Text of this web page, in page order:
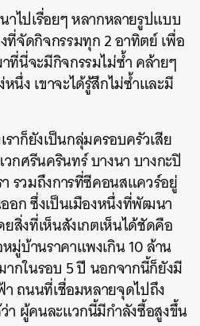
ไปเรื่อยๆ หลากหลายรูปแบบ
ที่จัดกิจกรรมทุก 2 อาทิตย์ เพื่อ
ที่นี่จะมีกิจกรรมไม่ซ้ำ คล้ายๆ
นึ่ง เขาจะได้รู้สึกไม่ซ้ำและมี
าก็ยังเป็นกลุ่มครอบครัวเสีย
ศรีนครินทร์ บางนา บางกะปิ
รวมถึงการที่ซีคอนสแควร์อยู่
อก ซึ่งเป็นเมืองหนึ่งที่พัฒนา
ยสิ่งที่เห็นสังเกตเห็นได้ชัดคือ
มู่บ้านราคาแพงเกิน 10 ล้าน
ากในรอบ 5 ปี นอกจากนี้ก็ยังมี
า ถนนที่เชื่อมหลายจุดไปถึง
า ผู้คนละแวกนี้มีกำลังซื้อสูงขึ้น